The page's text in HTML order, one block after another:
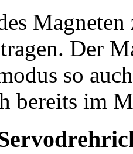
Der
so
bereits im